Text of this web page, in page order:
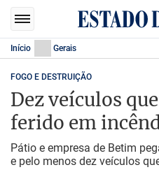
Início Gerais
FOGO E DESTRUIÇÃO
Dez veículos
ferido em
Pátio e empresa de Betim
e pelo menos dez veículos